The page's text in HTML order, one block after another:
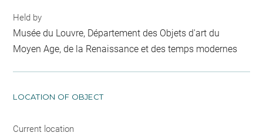
Held by
Musée du Louvre, Département des Objets d'art du
Moyen Age, de la Renaissance et des temps modernes
LOCATION OF OBJECT
Current location